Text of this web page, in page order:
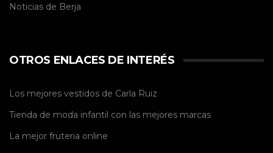
Noticias de Berja
OTROS ENLACES DE INTERÉS
Los mejores vestidos de Carla Ruiz
Tienda de moda infantil con las mejores marcas
La mejor fruteria online